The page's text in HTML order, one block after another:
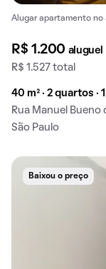
Alugar apartamento no
R$ 1.200 aluguel
R$ 1.527 total
40 m² · 2 quartos ·
Rua Manuel Bueno
São Paulo
Baixou o preço